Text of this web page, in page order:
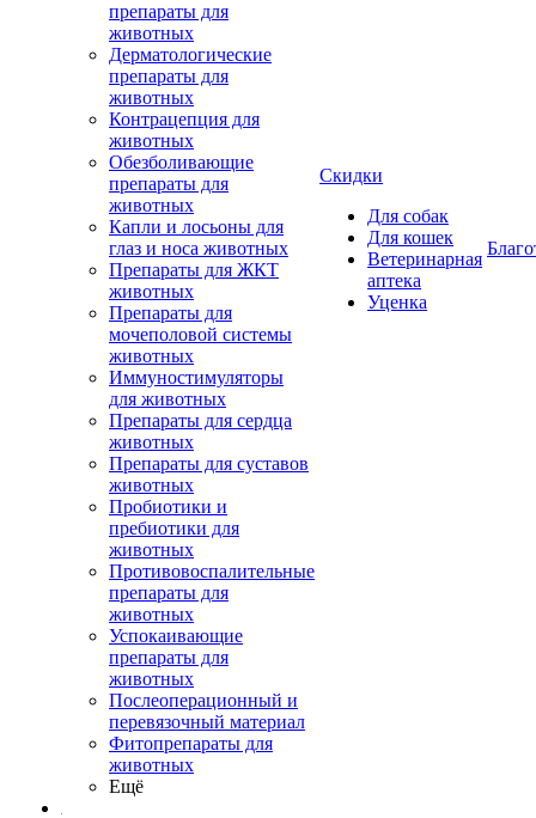
препараты для
животных
Дерматологические
препараты для
животных
Контрацепция для
животных
Обезболивающие
препараты для
животных
Капли и лосьоны для
глаз и носа животных
Препараты для ЖКТ
животных
Препараты для
мочеполовой системы
животных
Иммуностимуляторы
для животных
Препараты для сердца
животных
Препараты для суставов
животных
Пробиотики и
пребиотики для
животных
Противовоспалительные
препараты для
животных
Успокаивающие
препараты для
животных
Послеоперационный и
перевязочный материал
Фитопрепараты для
животных
Ещё
Скидки
Для собак
Для кошек
Ветеринарная
аптека
Уценка